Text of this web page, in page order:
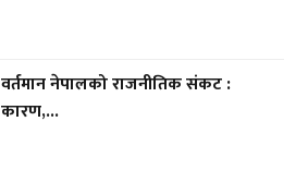
वर्तमान नेपालको राजनीतिक संकट :
कारण,...